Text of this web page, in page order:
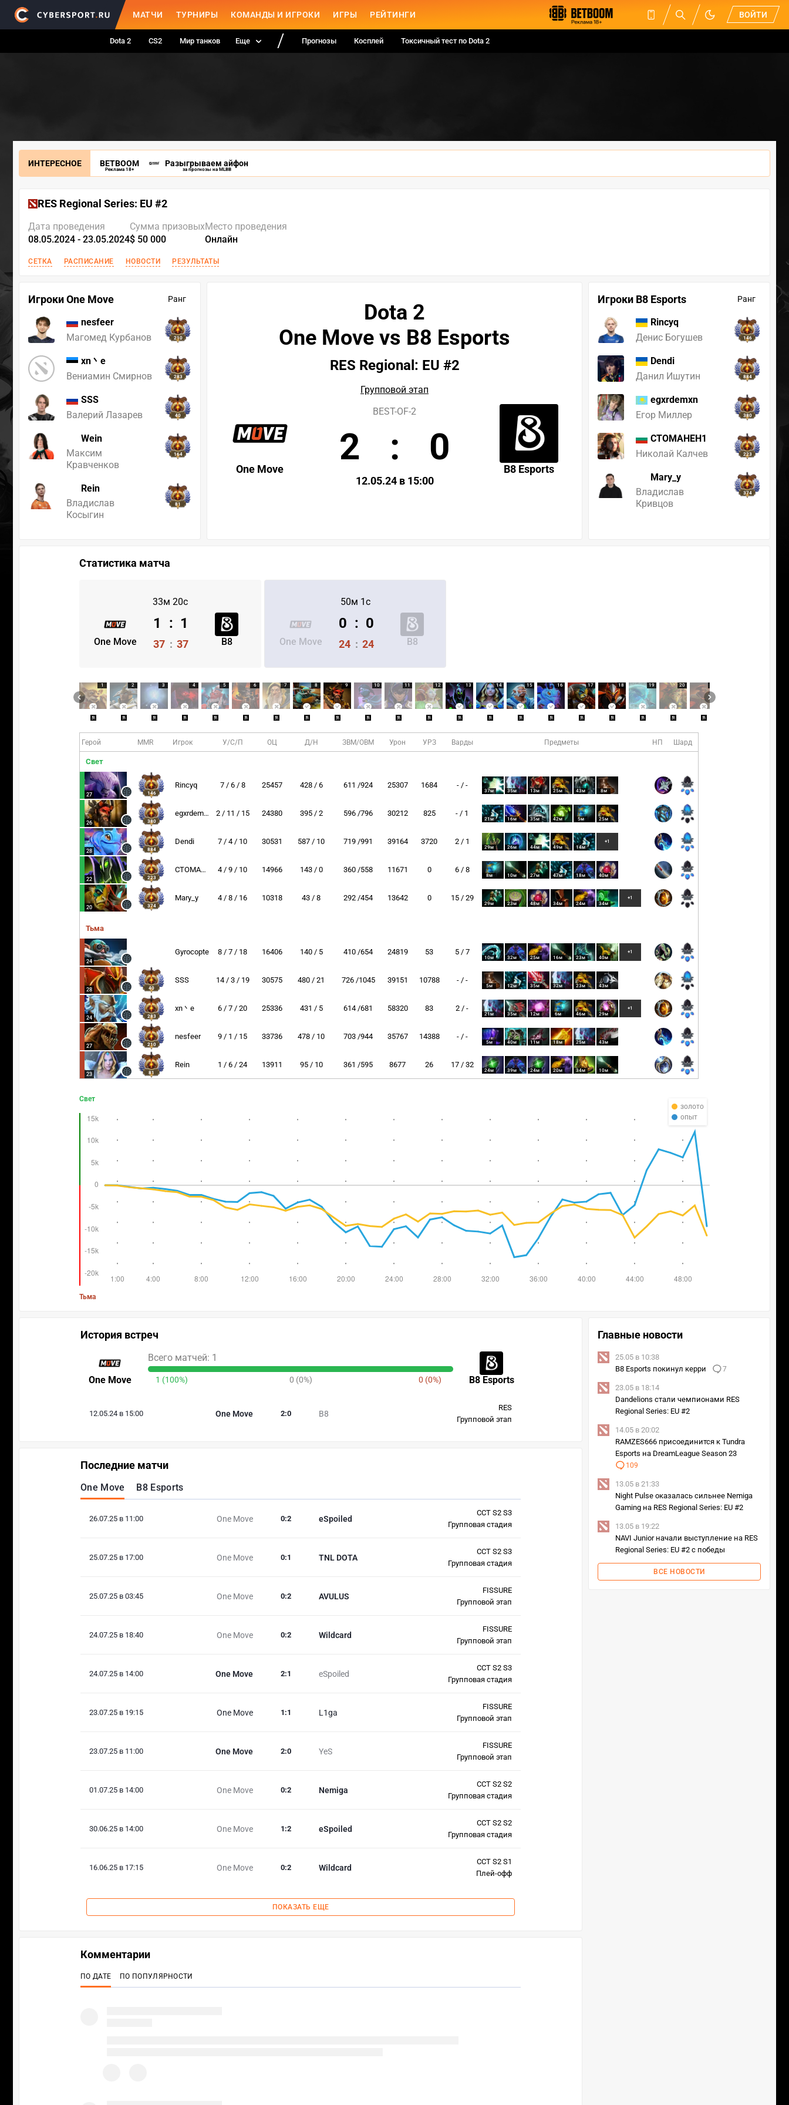
МАТЧИ ТУРНИРЫ КОМАНДЫ И ИГРОКИ ИГРЫ РЕЙТИНГИ ВОЙТИ
Dota 2 CS2 Мир танков Еще Прогнозы Косплей Токсичный тест по Dota 2
ИНТЕРЕСНОЕ BETBOOM
Реклама 18+
Разыгрываем айфон
за прогнозы на MLBB
RES Regional Series: EU #2
Дата проведения
08.05.2024 - 23.05.2024
Сумма призовых
$ 50 000
Место проведения
Онлайн
СЕТКА РАСПИСАНИЕ НОВОСТИ РЕЗУЛЬТАТЫ
Игроки One Move Ранг
nesfeer
Магомед Курбанов
210
xn丶e
Вениамин Смирнов
283
SSS
Валерий Лазарев
40
Wein
Максим
Кравченков
164
Rein
Владислав
Косыгин
81
Игроки B8 Esports Ранг
Rincyq
Денис Богушев
146
Dendi
Данил Ишутин
884
egxrdemxn
Егор Миллер
380
CTOMAHEH1
Николай Калчев
223
Mary_y
Владислав
Кривцов
374
Dota 2
One Move vs B8 Esports
RES Regional: EU #2
Групповой этап
One Move B8 Esports
BEST-OF-2
2 : 0
12.05.24 в 15:00
Статистика матча
33м 20с
One Move B8
1 : 1
37 : 37
50м 1с
One Move B8
0 : 0
24 : 24
1 2 3 4 5 6 7 8 9 10 11 12 13 14 15 16 17 18 19 20
Герой MMR Игрок У/С/П ОЦ Д/Н ЗВМ/ОВМ Урон УРЗ Варды Предметы НП Шард
Свет
27 146
Rincyq 7 / 6 / 8 25457 428 / 6 611 /924 25307 1684 - / -
37м 35м 13м 25м 43м 8м
26 380
egxrdemxn 2 / 11 / 15 24380 395 / 2 596 /796 30212 825 - / 1
21м 16м 35м 42м 5м 25м
28 884
Dendi 7 / 4 / 10 30531 587 / 10 719 /991 39164 3720 2 / 1
29м 26м 44м 49м 14м
+1
22 223
CTOMAHEH1 4 / 9 / 10 14966 143 / 0 360 /558 11671 0 6 / 8
8м 10м 27м 47м 18м 40м
20 374
Mary_y 4 / 8 / 16 10318 43 / 8 292 /454 13642 0 15 / 29
29м 23м 48м 34м 24м 34м
+1
Тьма
24
Gyrocopter 8 / 7 / 18 16406 140 / 5 410 /654 24819 53 5 / 7
10м 32м 25м 16м 23м 40м
+1
28 40
SSS 14 / 3 / 19 30575 480 / 21 726 /1045 39151 10788 - / -
5м 12м 35м 32м 23м 43м
24 283
xn丶e 6 / 7 / 20 25336 431 / 5 614 /681 58320 83 2 / -
21м 35м 12м 6м 46м 29м
+1
27 210
nesfeer 9 / 1 / 15 33736 478 / 10 703 /944 35767 14388 - / -
5м 40м 11м 18м 25м 43м
23 81
Rein 1 / 6 / 24 13911 95 / 10 361 /595 8677 26 17 / 32
24м 39м 24м 20м 34м 10м
золото
опыт
Свет
Тьма
История встреч
One Move B8 Esports
Всего матчей: 1
1 (100%) 0 (0%) 0 (0%)
12.05.24 в 15:00 One Move B8
2:0
RES
Групповой этап
Последние матчи
One Move B8 Esports
26.07.25 в 11:00 One Move eSpoiled
0:2
CCT S2 S3
Групповая стадия
25.07.25 в 17:00 One Move TNL DOTA
0:1
CCT S2 S3
Групповая стадия
25.07.25 в 03:45 One Move AVULUS
0:2
FISSURE
Групповой этап
24.07.25 в 18:40 One Move Wildcard
0:2
FISSURE
Групповой этап
24.07.25 в 14:00 One Move eSpoiled
2:1
CCT S2 S3
Групповая стадия
23.07.25 в 19:15 One Move L1ga
1 :1
FISSURE
Групповой этап
23.07.25 в 11:00 One Move YeS
2:0
FISSURE
Групповой этап
01.07.25 в 14:00 One Move Nemiga
0:2
CCT S2 S2
Групповая стадия
30.06.25 в 14:00 One Move eSpoiled
1 :2
CCT S2 S2
Групповая стадия
16.06.25 в 17:15 One Move Wildcard
0:2
CCT S2 S1
Плей-офф
ПОКАЗАТЬ ЕЩЕ
Главные новости
25.05 в 10:38
B8 Esports покинул керри
7
23.05 в 18:14
Dandelions стали чемпионами RES
Regional Series: EU #2
14.05 в 20:02
RAMZES666 присоединится к Tundra
Esports на DreamLeague Season 23
109
13.05 в 21:33
Night Pulse оказалась сильнее Nemiga
Gaming на RES Regional Series: EU #2
13.05 в 19:22
NAVI Junior начали выступление на RES
Regional Series: EU #2 с победы
ВСЕ НОВОСТИ
Комментарии
ПО ДАТЕ ПО ПОПУЛЯРНОСТИ